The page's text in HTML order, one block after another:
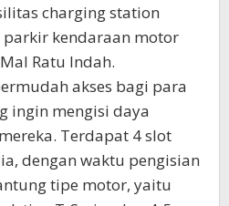
charging station
kendaraan motor
Ratu Indah.
akses bagi para
ingin mengisi daya
Terdapat 4 slot
dengan waktu pengisian
tipe motor, yaitu